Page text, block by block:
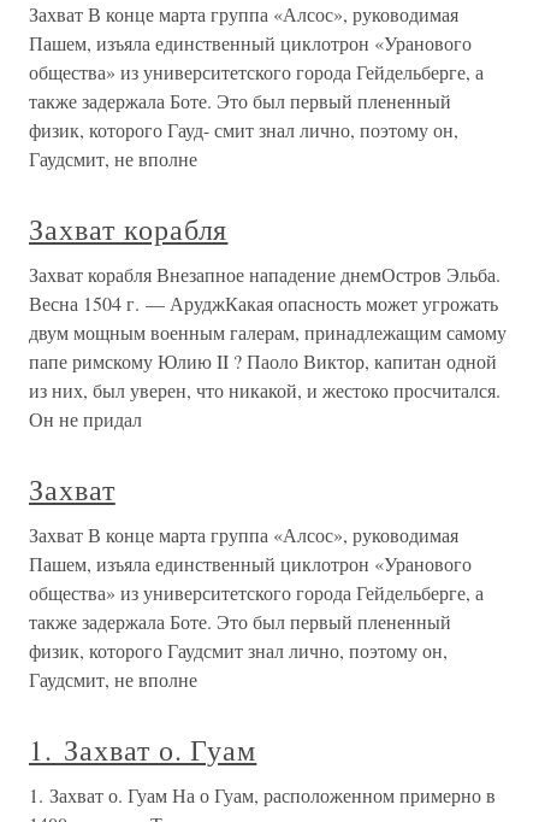
Захват В конце марта группа «Алсос», руководимая
Пашем, изъяла единственный циклотрон «Уранового
общества» из университетского города Гейдельберге, а
также задержала Боте. Это был первый плененный
физик, которого Гауд- смит знал лично, поэтому он,
Гаудсмит, не вполне
Захват корабля
Захват корабля Внезапное нападение днемОстров Эльба.
Весна 1504 г. — АруджКакая опасность может угрожать
двум мощным военным галерам, принадлежащим самому
папе римскому Юлию II ? Паоло Виктор, капитан одной
из них, был уверен, что никакой, и жестоко просчитался.
Он не придал
Захват
Захват В конце марта группа «Алсос», руководимая
Пашем, изъяла единственный циклотрон «Уранового
общества» из университетского города Гейдельберге, а
также задержала Боте. Это был первый плененный
физик, которого Гаудсмит знал лично, поэтому он,
Гаудсмит, не вполне
1. Захват о. Гуам
1. Захват о. Гуам На о Гуам, расположенном примерно в